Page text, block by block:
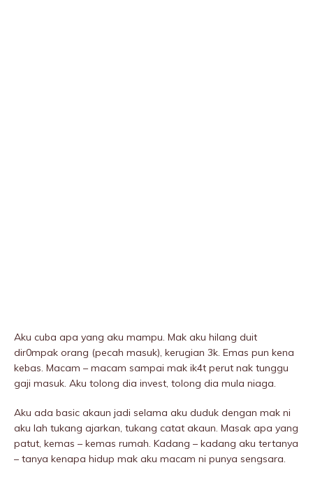
Aku cuba apa yang aku mampu. Mak aku hilang duit
dir0mpak orang (pecah masuk), kerugian 3k. Emas pun kena
kebas. Macam – macam sampai mak ik4t perut nak tunggu
gaji masuk. Aku tolong dia invest, tolong dia mula niaga.
Aku ada basic akaun jadi selama aku duduk dengan mak ni
aku lah tukang ajarkan, tukang catat akaun. Masak apa yang
patut, kemas – kemas rumah. Kadang – kadang aku tertanya
– tanya kenapa hidup mak aku macam ni punya sengsara.